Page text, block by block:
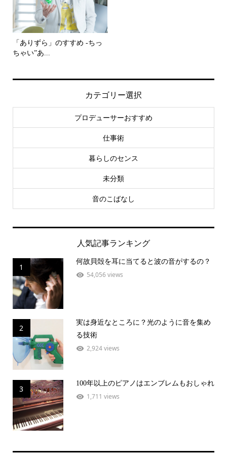
「ありずら」のすすめ -ちっ
ちゃい”あ...
カテゴリー選択
プロデューサーおすすめ
仕事術
暮らしのセンス
未分類
音のこばなし
人気記事ランキング
1
何故貝殻を耳に当てると波の音がするの？
54,056 views
2
実は身近なところに？光のように音を集め
る技術
2,924 views
3
100年以上のピアノはエンブレムもおしゃれ
1,711 views